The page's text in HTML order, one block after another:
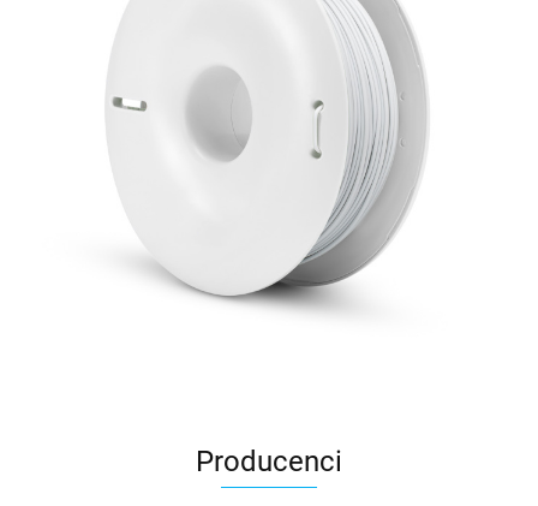
Producenci